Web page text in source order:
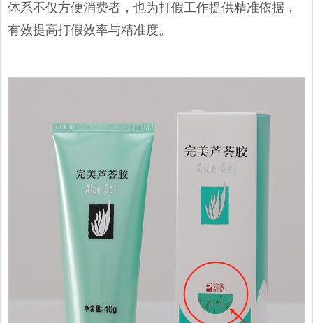
体系不仅方便消费者，也为打假工作提供精准依据，
有效提高打假效率与精准度。